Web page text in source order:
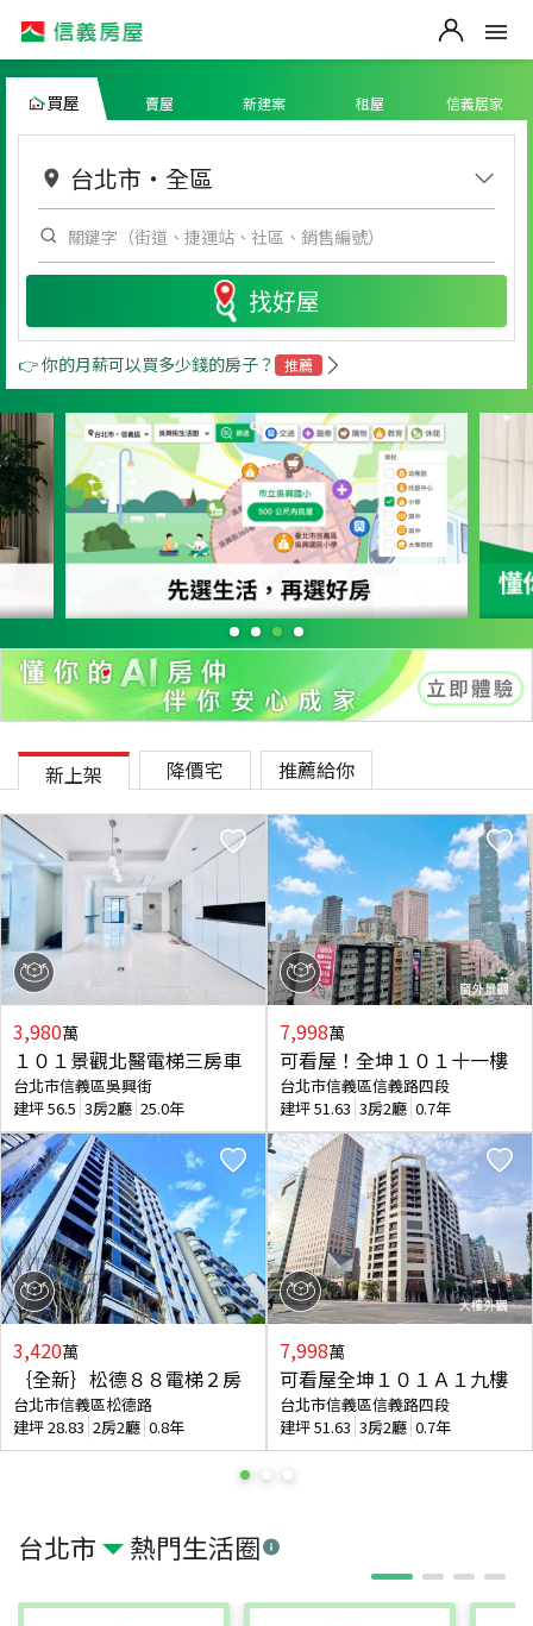
買屋 賣屋 新建案 租屋 信義居家
台北市 ・ 全區
找好屋
👉 你的月薪可以買多少錢的房子？ 推薦
台北市 熱門生活圈
新上架 降價宅 推薦給你
3,980萬
１０１景觀北醫電梯三房車
台北市信義區吳興街
建坪56.5 3房2廳 25.0年
3,420萬
｛全新｝松德８８電梯２房
台北市信義區松德路
建坪28.83 2房2廳 0.8年
7,998萬
可看屋！全坤１０１十一樓
台北市信義區信義路四段
建坪51.63 3房2廳 0.7年
7,998萬
可看屋全坤１０１Ａ１九樓
台北市信義區信義路四段
建坪51.63 3房2廳 0.7年